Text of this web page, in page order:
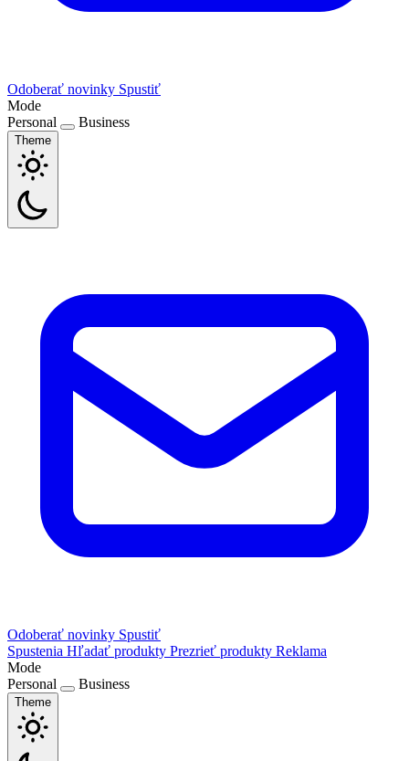
Odoberať novinky Spustiť
Mode
Personal
Business
Theme
Odoberať novinky Spustiť
Spustenia Hľadať produkty Prezrieť produkty Reklama
Mode
Personal
Business
Theme